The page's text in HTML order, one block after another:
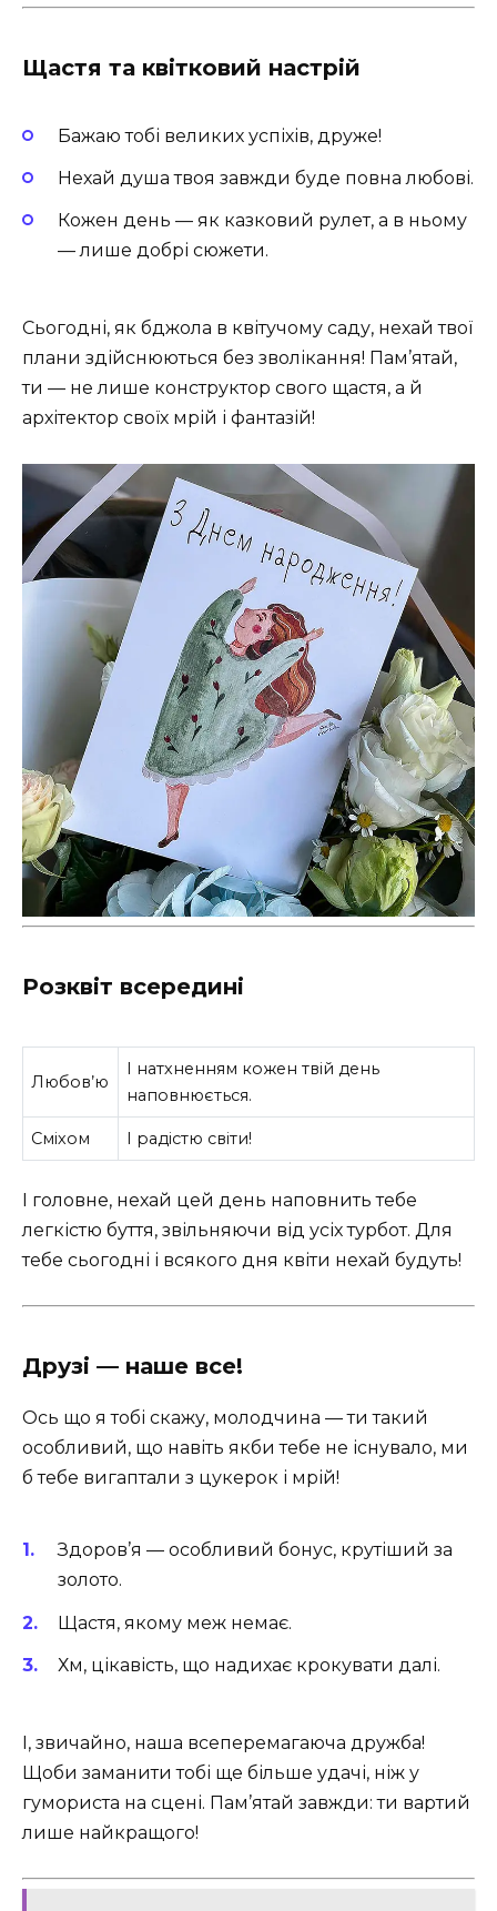
Щастя та квітковий настрій
Бажаю тобі великих успіхів, друже!
Нехай душа твоя завжди буде повна любові.
Кожен день — як казковий рулет, а в ньому
— лише добрі сюжети.
Сьогодні, як бджола в квітучому саду, нехай твої
плани здійснюються без зволікання! Пам’ятай,
ти — не лише конструктор свого щастя, а й
архітектор своїх мрій і фантазій!
Розквіт всередині
Любов’ю
І натхненням кожен твій день
наповнюється.
Сміхом І радістю світи!
І головне, нехай цей день наповнить тебе
легкістю буття, звільняючи від усіх турбот. Для
тебе сьогодні і всякого дня квіти нехай будуть!
Друзі — наше все!
Ось що я тобі скажу, молодчина — ти такий
особливий, що навіть якби тебе не існувало, ми
б тебе вигаптали з цукерок і мрій!
Здоров’я — особливий бонус, крутіший за
золото.
Щастя, якому меж немає.
Хм, цікавість, що надихає крокувати далі.
І, звичайно, наша всеперемагаюча дружба!
Щоби заманити тобі ще більше удачі, ніж у
гумориста на сцені. Пам’ятай завжди: ти вартий
лише найкращого!